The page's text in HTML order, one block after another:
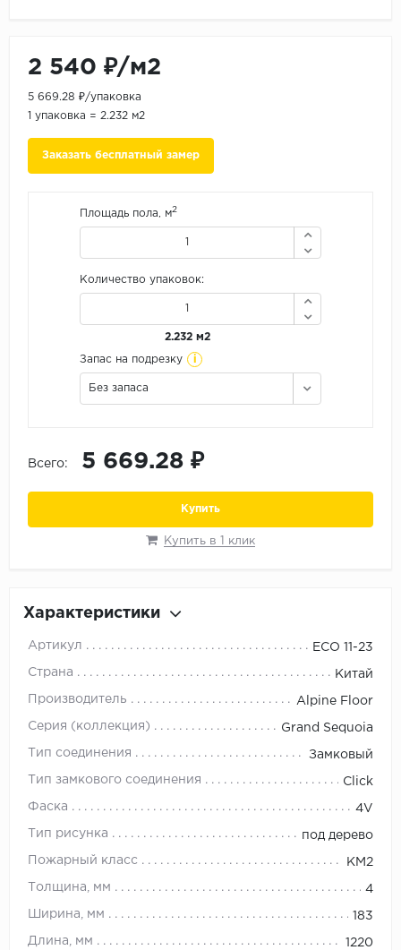
Клен
Сосна
2 540 ₽/м2
5 669.28 ₽/упаковка
1 упаковка = 2.232 м2
Заказать бесплатный замер
Площадь пола, м2
Количество упаковок:
2.232 м2
Запас на подрезку i
Без запаса
Всего: 5 669.28 ₽
Купить
Купить в 1 клик
Характеристики
Артикул ECO 11-23
Страна Китай
Производитель Alpine Floor
Серия (коллекция) Grand Sequoia
Тип соединения Замковый
Тип замкового соединения Click
Фаска 4V
Тип рисунка под дерево
Пожарный класс КМ2
Толщина, мм 4
Ширина, мм 183
Длина, мм 1220